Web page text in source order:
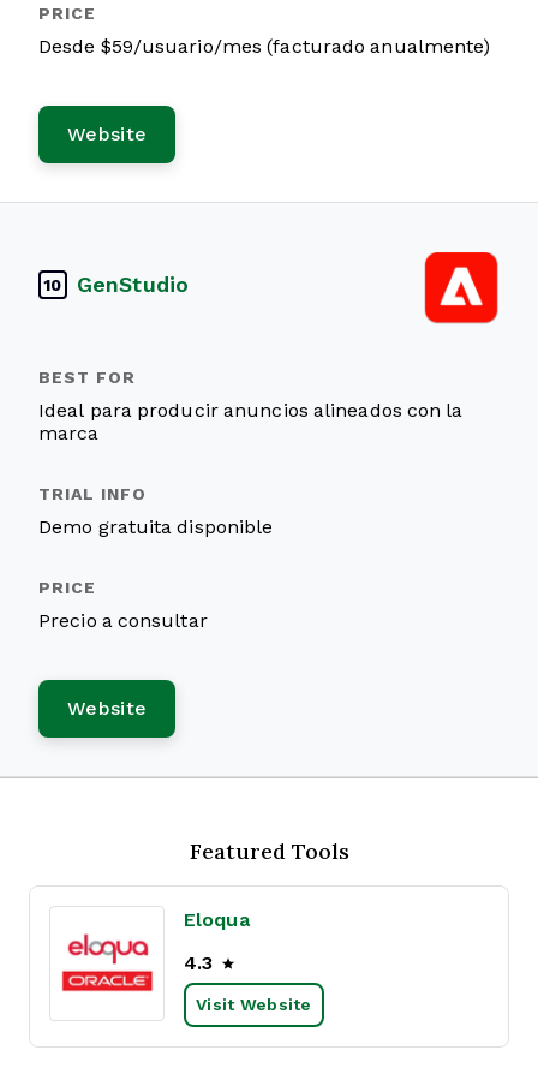
Desde $59/usuario/mes (facturado anualmente)
Website
10 GenStudio
Ideal para producir anuncios alineados con la
marca
Demo gratuita disponible
Precio a consultar
Website
Featured Tools
Eloqua
4.3
Visit Website